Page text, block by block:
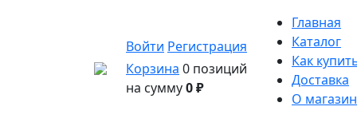
Войти Регистрация
Корзина 0 позиций
на сумму0 ₽
Главная
Каталог
Как
Доставка
О